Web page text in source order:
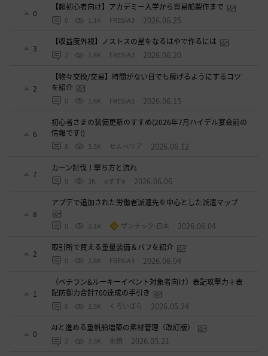
0
【超初心者向け】アカデミー入学から貿易船製作まで
0 1.1K FRESIA3 2026.06.25
3
【収益度外視】ノストスの星をなるはやで作るには
2 1.8K FRESIA3 2026.06.20
2
【物々交換/交易】時間がない日でも稼げるようにするコツ
を紹介
0 1.6K FRESIA3 2026.06.15
6
初心者さまの装備更新のすすめ(2026年7月ハイデル宴会前の
情報です!)
8 3.3K セルベリア 2026.06.12
7
カーン討伐！撃ち方と流れ
0 3K oすずo 2026.06.06
8
アプデで追加された労働者派遣先を中心とした派遣マップ
0 3.1K ザンナック-日本 2026.06.04
2
取引所で買える重量装備＆バフを紹介
0 2.8K FRESIA3 2026.06.04
1
（ベテラン&ルーキーイベント対象者向け）表記攻撃力＋表
記防御力合計700達成の手引き
0 2.5K くろいばら 2026.05.24
0
AIと進める重帆船増築の素材管理（改訂版）
2 2.3K 氷鏡 2026.05.21